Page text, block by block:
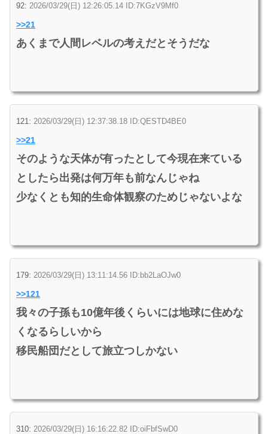
92: 2026/03/29(日) 12:26:05.14 ID:7KGzV9Mf0
>>21
あくまで人間レベルの考えだとそうだな
121: 2026/03/29(日) 12:37:38.18 ID:QESTD4BE0
>>21
そのような天体が有ったとして今現在来ている
としたら出発は何万年も前なんじゃね
少なくとも知的生命体観察のためじゃないよな
179: 2026/03/29(日) 13:11:14.56 ID:bb2LaOJw0
>>121
我々の子孫も10億年後くらいには地球に住めな
くなるらしいから
移民船団だとして旅立つしかない
310: 2026/03/29(日) 16:16:22.82 ID:oiFbfSwD0